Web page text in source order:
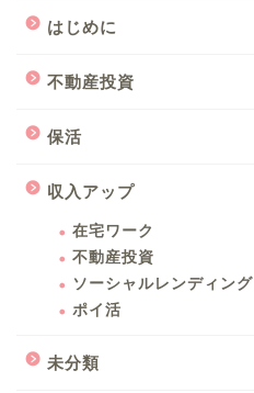
はじめに
不動産投資
保活
収入アップ
在宅ワーク
不動産投資
ソーシャルレンディング
ポイ活
未分類